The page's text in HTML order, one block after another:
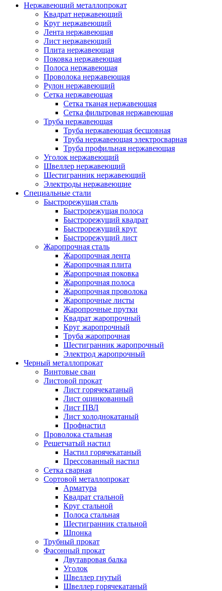
Нержавеющий металлопрокат
Квадрат нержавеющий
Круг нержавеющий
Лента нержавеющая
Лист нержавеющий
Плита нержавеющая
Поковка нержавеющая
Полоса нержавеющая
Проволока нержавеющая
Рулон нержавеющий
Сетка нержавеющая
Сетка тканая нержавеющая
Сетка фильтровая нержавеющая
Труба нержавеющая
Труба нержавеющая бесшовная
Труба нержавеющая электросварная
Труба профильная нержавеющая
Уголок нержавеющий
Швеллер нержавеющий
Шестигранник нержавеющий
Электроды нержавеющие
Специальные стали
Быстрорежущая сталь
Быстрорежущая полоса
Быстрорежущий квадрат
Быстрорежущий круг
Быстрорежущий лист
Жаропрочная сталь
Жаропрочная лента
Жаропрочная плита
Жаропрочная поковка
Жаропрочная полоса
Жаропрочная проволока
Жаропрочные листы
Жаропрочные прутки
Квадрат жаропрочный
Круг жаропрочный
Труба жаропрочная
Шестигранник жаропрочный
Электрод жаропрочный
Черный металлопрокат
Винтовые сваи
Листовой прокат
Лист горячекатаный
Лист оцинкованный
Лист ПВЛ
Лист холоднокатаный
Профнастил
Проволока стальная
Решетчатый настил
Настил горячекатаный
Прессованный настил
Сетка сварная
Сортовой металлопрокат
Арматура
Квадрат стальной
Круг стальной
Полоса стальная
Шестигранник стальной
Шпонка
Трубный прокат
Фасонный прокат
Двутавровая балка
Уголок
Швеллер гнутый
Швеллер горячекатаный